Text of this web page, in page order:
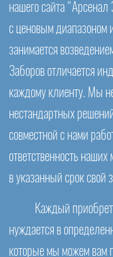
нашего сайта "Арсенал
с ценовым диапазоном
занимается
Заборов отличается
каждому клиенту. Мы
нестандартных
совместной с нами
ответственность наших
в указанный срок свой
Каждый
нуждается в
которые мы можем вам